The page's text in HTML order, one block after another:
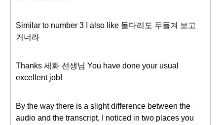
Similar to number 3 I also like 돌다리도 두들겨 보고
거너라
Thanks 세화 선생님 You have done your usual
excellent job!
By the way there is a slight difference between the
audio and the transcript, I noticed in two places you